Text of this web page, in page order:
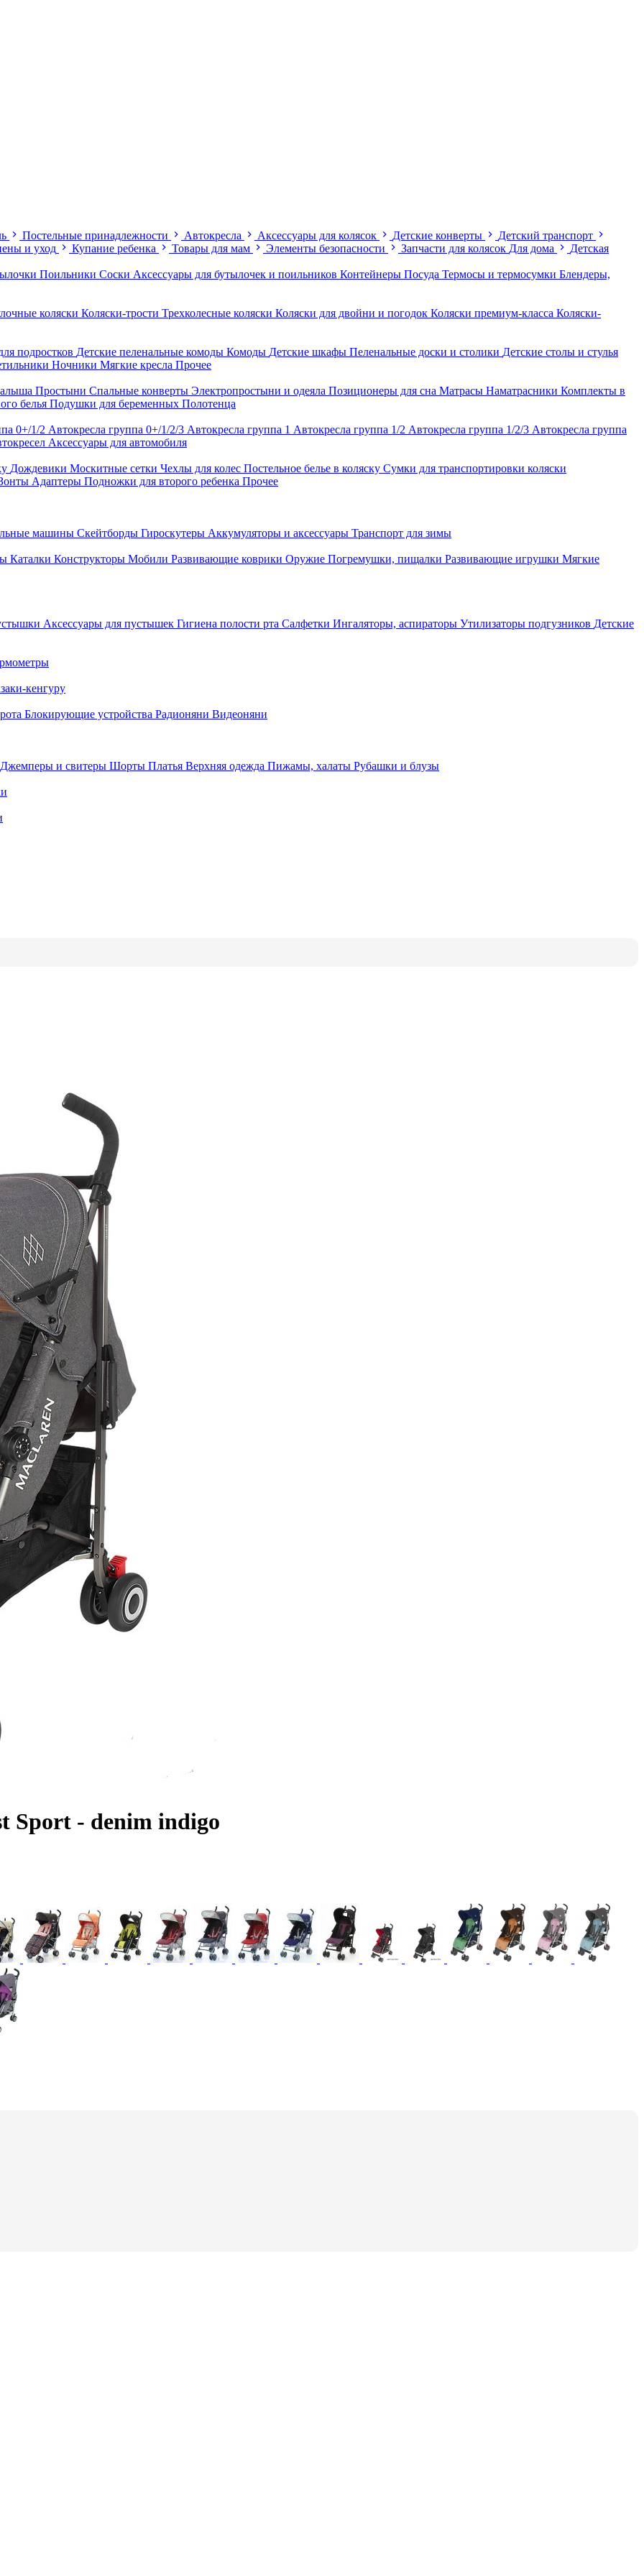
Постельные принадлежности Автокресла Аксессуары для колясок Детские конверты
Детский транспорт
и уход
Купание ребенка Товары для мам Элементы безопасности Запчасти для колясок Для дома Детская
Поильники Соски Аксессуары для бутылочек и поильников Контейнеры Посуда Термосы и термосумки Блендеры,
коляски Коляски-трости Трехколесные коляски Коляски для двойни и погодок Коляски премиум-класса Коляски-
подростков Детские пеленальные комоды Комоды Детские шкафы Пеленальные доски и столики Детские столы и стулья
Ночники Мягкие кресла Прочее
Простыни Спальные конверты Электропростыни и одеяла Позиционеры для сна Матрасы Наматрасники Комплекты в
белья Подушки для беременных Полотенца
0+/1/2 Автокресла группа 0+/1/2/3 Автокресла группа 1 Автокресла группа 1/2 Автокресла группа 1/2/3 Автокресла группа
Аксессуары для автомобиля
Дождевики Москитные сетки Чехлы для колес Постельное белье в коляску Сумки для транспортировки коляски
Адаптеры Подножки для второго ребенка Прочее
машины Скейтборды Гироскутеры Аккумуляторы и аксессуары Транспорт для зимы
Каталки Конструкторы Мобили Развивающие коврики Оружие Погремушки, пищалки Развивающие игрушки Мягкие
Аксессуары для пустышек Гигиена полости рта Салфетки Ингаляторы, аспираторы Утилизаторы подгузников Детские
кенгуру
Блокирующие устройства Радионяни Видеоняни
Джемперы и свитеры Шорты Платья Верхняя одежда Пижамы, халаты Рубашки и блузы
Sport - denim indigo